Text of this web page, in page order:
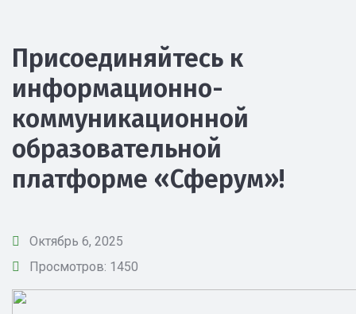
Присоединяйтесь к
информационно-
коммуникационной
образовательной
платформе «Сферум»!
Октябрь 6, 2025
Просмотров: 1450